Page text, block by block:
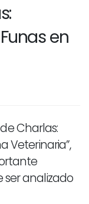
en
Charlas:
Veterinaria”,
analizado